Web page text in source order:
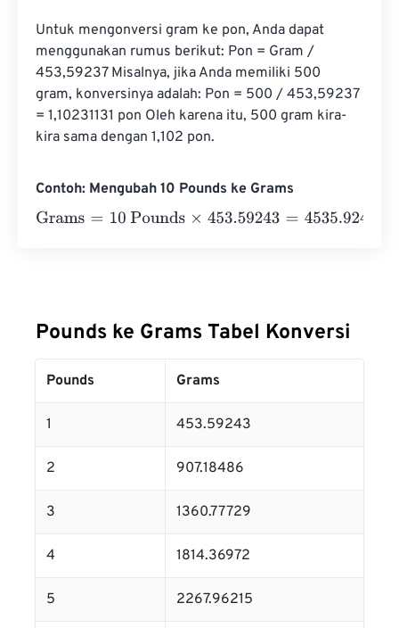
Untuk mengonversi gram ke pon, Anda dapat
menggunakan rumus berikut: Pon = Gram /
453,59237 Misalnya, jika Anda memiliki 500
gram, konversinya adalah: Pon = 500 / 453,59237
= 1,10231131 pon Oleh karena itu, 500 gram kira-
kira sama dengan 1,102 pon.
Contoh: Mengubah 10 Pounds ke Grams
Grams= 10 Pounds×453.59243=4535.9243 Grams
Pounds ke Grams Tabel Konversi
Pounds Grams
1 453.59243
2 907.18486
3 1360.77729
4 1814.36972
5 2267.96215